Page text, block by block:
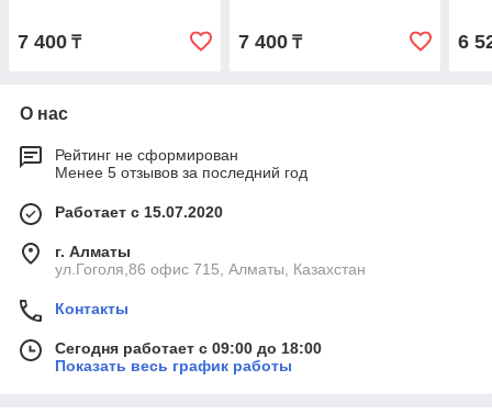
7 400 ₸ 7 400₸ 6
О нас
Рейтинг не сформирован
Менее 5 отзывов за последний год
Работает с 15.07.2020
г. Алматы
ул.Гоголя,86 офис 715, Алматы, Казахстан
Контакты
Сегодня работает с 09:00 до 18:00
Показать весь график работы